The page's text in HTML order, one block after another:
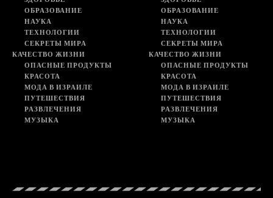
ОБРАЗОВАНИЕ
НАУКА
ТЕХНОЛОГИИ
СЕКРЕТЫ МИРА
КАЧЕСТВО ЖИЗНИ
ОПАСНЫЕ ПРОДУКТЫ
КРАСОТА
МОДА В ИЗРАИЛЕ
ПУТЕШЕСТВИЯ
РАЗВЛЕЧЕНИЯ
МУЗЫКА
ОБРАЗОВАНИЕ
НАУКА
ТЕХНОЛОГИИ
СЕКРЕТЫ МИРА
КАЧЕСТВО ЖИЗНИ
ОПАСНЫЕ ПРОДУКТЫ
КРАСОТА
МОДА В ИЗРАИЛЕ
ПУТЕШЕСТВИЯ
РАЗВЛЕЧЕНИЯ
МУЗЫКА